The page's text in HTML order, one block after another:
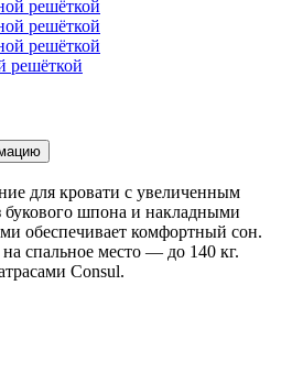
решёткой
для кровати с увеличенным
букового шпона и накладными
обеспечивает комфортный сон.
спальное место — до 140 кг.
Consul.